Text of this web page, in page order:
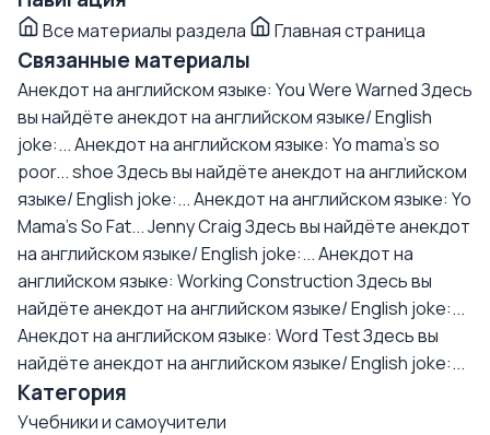
Все материалы раздела Главная страница
Связанные материалы
Анекдот на английском языке: You Were WarnedЗдесь
вы найдёте анекдот на английском языке/ English
joke:...Анекдот на английском языке: Yo mama's so
poor... shoeЗдесь вы найдёте анекдот на английском
языке/ English joke:...Анекдот на английском языке: Yo
Mama's So Fat... Jenny CraigЗдесь вы найдёте анекдот
на английском языке/ English joke:...Анекдот на
английском языке: Working ConstructionЗдесь вы
найдёте анекдот на английском языке/ English joke:...
Анекдот на английском языке: Word TestЗдесь вы
найдёте анекдот на английском языке/ English joke:...
Категория
Учебники и самоучители